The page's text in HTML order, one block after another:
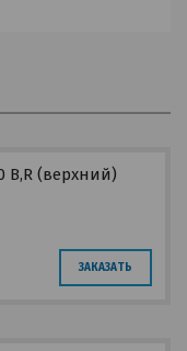
B,R (верхний)
ЗАКАЗАТЬ